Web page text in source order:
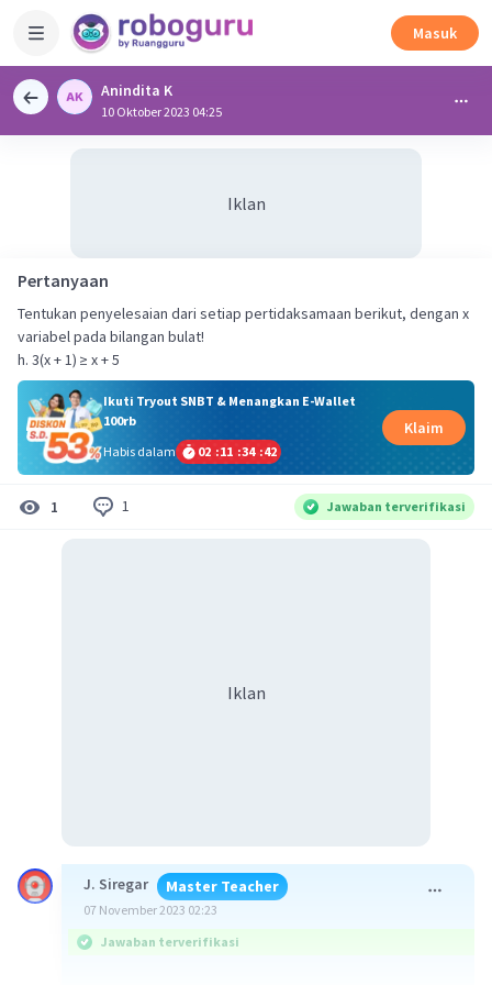
Masuk
Anindita K
10 Oktober 2023 04:25
Iklan
Pertanyaan
Tentukan penyelesaian dari setiap pertidaksamaan berikut, dengan x
variabel pada bilangan bulat!
h. 3(x + 1) ≥ x + 5
Ikuti Tryout SNBT & Menangkan E-Wallet
100rb
Habis dalam
02 :11 :34 :42
Klaim
1 1 Jawaban terverifikasi
Iklan
J. Siregar Master Teacher
07 November 2023 02:23
Jawaban terverifikasi